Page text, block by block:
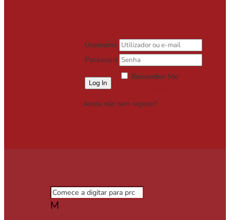
Username
Password
Remember Me
Ainda não tem registo?
M